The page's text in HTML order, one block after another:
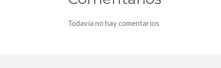
Todavía no hay comentarios